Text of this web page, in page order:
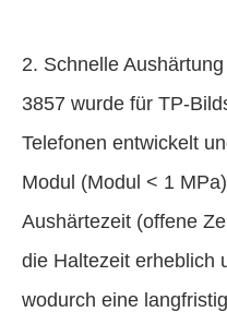
2. Schnelle
3857 wurde für TP-
Telefonen entwickelt
Modul (Modul < 1
Aushärtezeit (offene
die Haltezeit erheblich
wodurch eine